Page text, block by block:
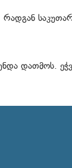
რადგან
დათმოს.